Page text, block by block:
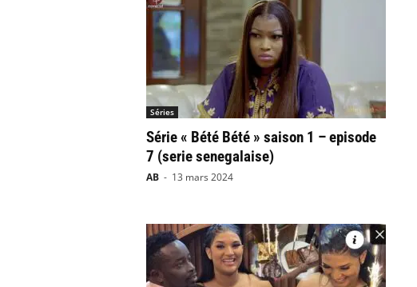
Séries
Série « Bété Bété » saison 1 – episode
7 (serie senegalaise)
AB - 13 mars 2024